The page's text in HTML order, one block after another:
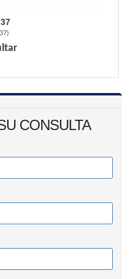
)
CONSULTA